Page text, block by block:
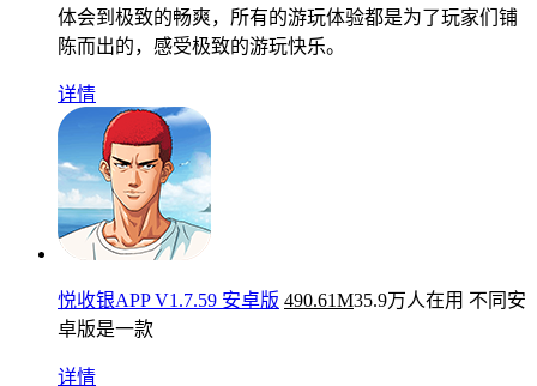
体会到极致的畅爽，所有的游玩体验都是为了玩家们铺
陈而出的，感受极致的游玩快乐。
详情
悦收银APP V1.7.59 安卓版 490.61M35.9万人在用 不同安
卓版是一款
详情